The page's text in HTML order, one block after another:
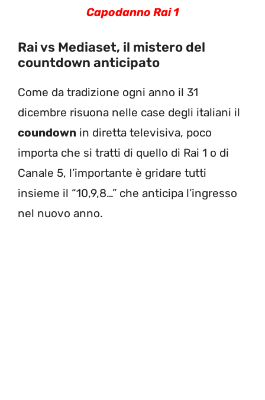
Capodanno Rai1
Rai vs Mediaset, il mistero del
countdown anticipato
Come da tradizione ogni anno il 31
dicembre risuona nelle case degli italiani il
coundown in diretta televisiva, poco
importa che si tratti di quello di Rai 1 o di
Canale 5, l’importante è gridare tutti
insieme il “10,9,8…” che anticipa l’ingresso
nel nuovo anno.